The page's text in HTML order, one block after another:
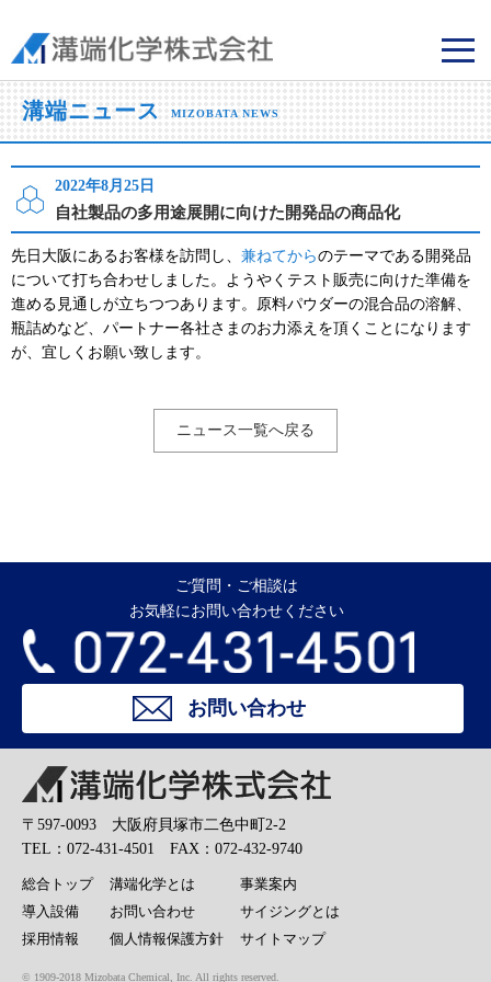
溝端化学株式会社
溝端ニュース MIZOBATA NEWS
2022年8月25日
自社製品の多用途展開に向けた開発品の商品化
先日大阪にあるお客様を訪問し、 兼ねてからのテーマである開発品
について打ち合わせしました。ようやくテスト販売に向けた準備を
進める見通しが立ちつつあります。原料パウダーの混合品の溶解、
瓶詰めなど、パートナー各社さまのお力添えを頂くことになります
が、宜しくお願い致します。
ニュース一覧へ戻る
ご質問・ご相談は
お気軽にお問い合わせください
お問い合わせ
〒597-0093 大阪府貝塚市二色中町2-2
TEL：072-431-4501 FAX：072-432-9740
総合トップ
導入設備
採用情報
溝端化学とは
お問い合わせ
個人情報保護方針
事業案内
サイジングとは
サイトマップ
© 1909-2018 Mizobata Chemical, Inc. All rights reserved.